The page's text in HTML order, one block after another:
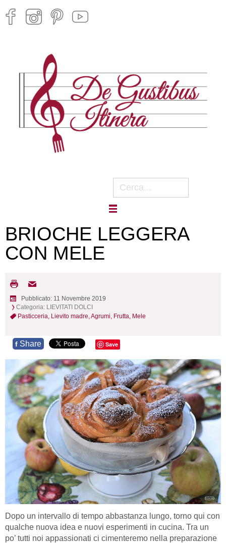
BRIOCHE LEGGERA
CON MELE
Pubblicato: 11 Novembre 2019
Categoria: LIEVITATI DOLCI
Pasticceria, Lievito madre,Agrumi, Frutta, Mele
f Share Save
Dopo un intervallo di tempo abbastanza lungo, torno qui con
qualche nuova idea e nuovi esperimenti in cucina. Tra un
po’ tutti noi appassionati ci cimenteremo nella preparazione